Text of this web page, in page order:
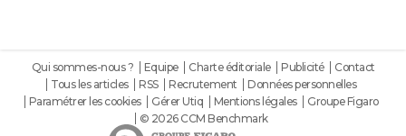
Qui sommes-nous ? Equipe Charte éditoriale Publicité
Contact
Tous les articles
RSS Recrutement
Données personnelles
Paramétrer les cookies
Gérer Utiq Mentions légales
Groupe Figaro
© 2026 CCM Benchmark